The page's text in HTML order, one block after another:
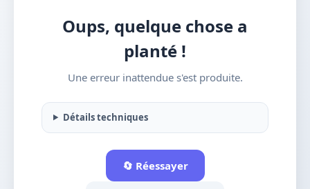
Oups, quelque chose a
planté !
Une erreur inattendue s'est produite.
Détails techniques
🔄 Réessayer